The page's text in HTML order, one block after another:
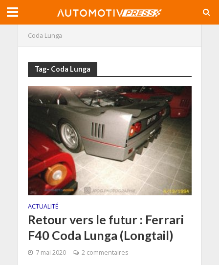
Coda Lunga
Tag- Coda Lunga
ACTUALITÉ
Retour vers le futur : Ferrari
F40 Coda Lunga (Longtail)
7 mai 2020 2 commentaires